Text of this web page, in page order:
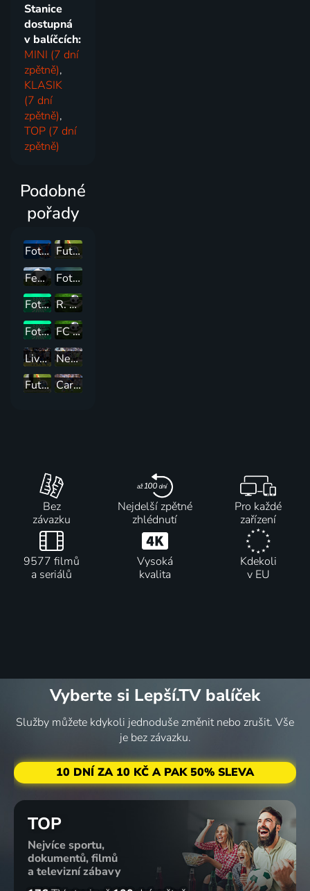
Stanice
dostupná
v balíčcích:
MINI (7 dní
zpětně),
KLASIK
(7 dní
zpětně),
TOP (7 dní
zpětně)
Podobné
pořady
Fotbal: SK Slavia Praha - Rangers FC
Futbal - LM 2026/27: Mjällby AIF - Slovan Bratislava (3. predkolo)
Fenerbahçe SK (TUR) - SK Sturm Graz (AUT)
Fotbal: Francie - Anglie
Fotbal: FC SILON Táborsko - FK Dukla Praha
R. Union Saint-Gilloise (BEL) - FK Bodř/Glimt (NOR)
Fotbal: FK Arsenal Česká Lípa - SK Slavia Praha B
FC Ararat-Armenia (ARM) - NK Celje (SVN)
Liverpool FC - Crystal Palace
Newcastle United - Fulham FC
Futbal - KL 2026/27: Velež Mostar - DAC Dunajská Streda (2. predkolo - odveta)
Cardiff City - Chelsea FC
Bez
závazku
Nejdelší zpětné
zhlédnutí
Pro každé
zařízení
9577 filmů
a seriálů
Vysoká
kvalita
Kdekoli
v EU
Vyberte si Lepší.TV balíček
Služby můžete kdykoli jednoduše změnit nebo zrušit. Vše
je bez závazku.
10 DNÍ ZA 10 KČ A PAK 50% SLEVA
TOP
Nejvíce sportu,
dokumentů, filmů
a televizní zábavy